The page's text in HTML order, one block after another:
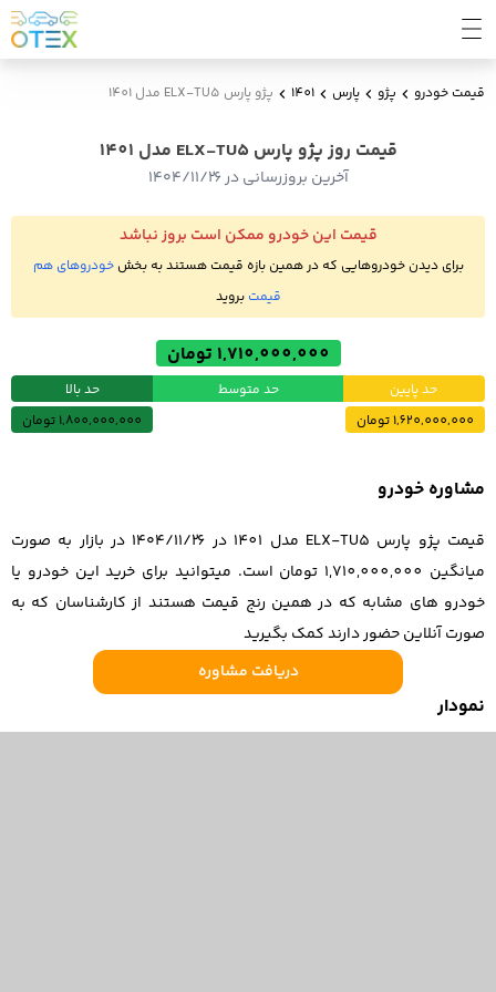
قیمت خودرو پژو پارس 1401 پژو پارس ELX-TU5 مدل 1401
قیمت روز پژو پارس ELX-TU5 مدل 1401
آخرین بروزرسانی در ۱۴۰۴/۱۱/۲۶
قیمت این خودرو ممکن است بروز نباشد
برای دیدن خودروهایی که در همین بازه قیمت هستند به بخش خودروهای هم
قیمتبروید
1,620,000,000 تومان
1,710,000,000 تومان
1,800,000,000 تومان
حد پایین حد متوسط حد بالا
مشاوره خودرو
قیمت پژو پارس ELX-TU5 مدل 1401 در ۱۴۰۴/۱۱/۲۶ در بازار به صورت
میانگین 1,710,000,000 تومان است. میتوانید برای خرید این خودرو یا
خودرو های مشابه که در همین رنج قیمت هستند از کارشناسان که به
صورت آنلاین حضور دارند کمک بگیرید
دریافت مشاوره
نمودار